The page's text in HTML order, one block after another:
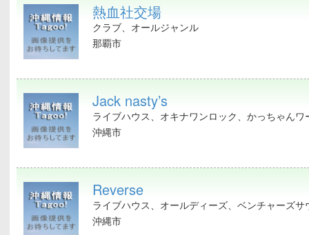
熱血社交場
クラブ、オールジャンル
那覇市
Jack nasty’s
ライブハウス、オキナワンロック、かっちゃんワ
沖縄市
Reverse
ライブハウス、オールディーズ、ベンチャーズサ
沖縄市